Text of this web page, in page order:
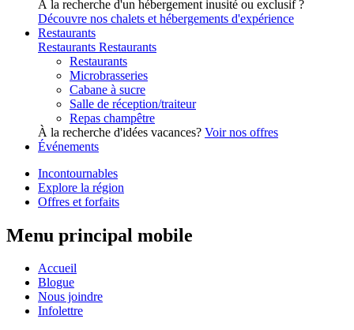
À la recherche d'un hébergement inusité ou exclusif ?
Découvre nos chalets et hébergements d'expérience
Restaurants
Restaurants Restaurants
Restaurants
Microbrasseries
Cabane à sucre
Salle de réception/traiteur
Repas champêtre
À la recherche d'idées vacances? Voir nos offres
Événements
Incontournables
Explore la région
Offres et forfaits
Menu principal mobile
Accueil
Blogue
Nous joindre
Infolettre